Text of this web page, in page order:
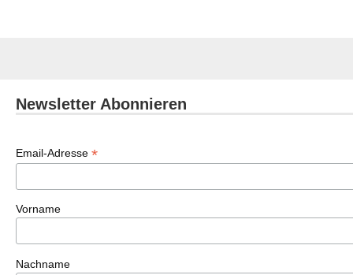
Newsletter Abonnieren
Email-Adresse *
Vorname
Nachname